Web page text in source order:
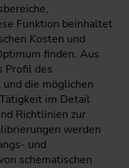
Funktion beinhaltet
Kosten und
finden. Aus
Profil des
die möglichen
im Detail
Richtlinien zur
werden
und
schematischen